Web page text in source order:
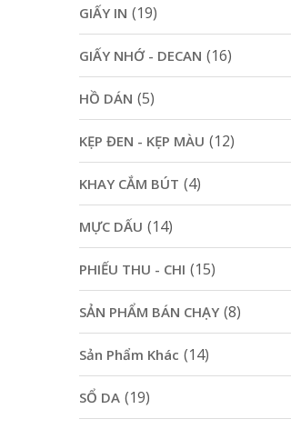
GIẤY IN (19)
GIẤY NHỚ - DECAN (16)
HỒ DÁN (5)
KẸP ĐEN - KẸP MÀU (12)
KHAY CẮM BÚT (4)
MỰC DẤU (14)
PHIẾU THU - CHI (15)
SẢN PHẨM BÁN CHẠY (8)
Sản Phẩm Khác (14)
SỔ DA (19)